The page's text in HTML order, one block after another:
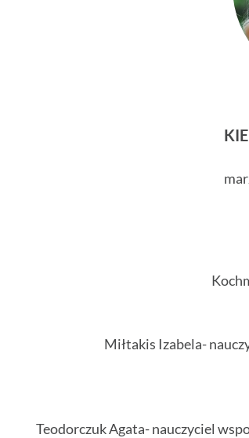
Miłtakis Izabela-
Teodorczuk Agata- nauczyciel